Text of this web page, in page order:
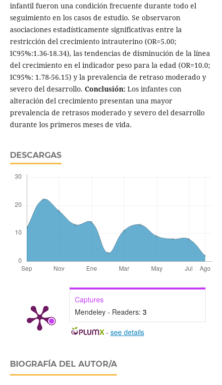
infantil fueron una condición frecuente durante todo el
seguimiento en los casos de estudio. Se observaron
asociaciones estadísticamente significativas entre la
restricción del crecimiento intrauterino (OR=5.00;
IC95%:1.36-18.34), las tendencias de disminución de la línea
del crecimiento en el indicador peso para la edad (OR=10.0;
IC95%: 1.78-56.15) y la prevalencia de retraso moderado y
severo del desarrollo. Conclusión: Los infantes con
alteración del crecimiento presentan una mayor
prevalencia de retrasos moderado y severo del desarrollo
durante los primeros meses de vida.
DESCARGAS
Captures
Mendeley - Readers: 3
- see details
BIOGRAFÍA DEL AUTOR/A